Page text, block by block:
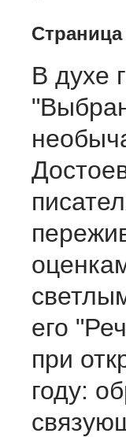
Страница
В духе
его
при
году: